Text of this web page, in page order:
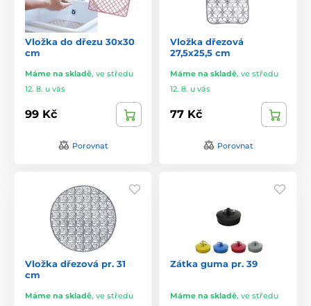
Vložka do dřezu 30x30
cm
Máme na skladě, ve středu
12. 8. u vás
99 Kč
Porovnat
Vložka dřezová
27,5x25,5 cm
Máme na skladě, ve středu
12. 8. u vás
77 Kč
Porovnat
Vložka dřezová pr. 31
cm
Máme na skladě, ve středu
Zátka guma pr. 39
Máme na skladě, ve středu